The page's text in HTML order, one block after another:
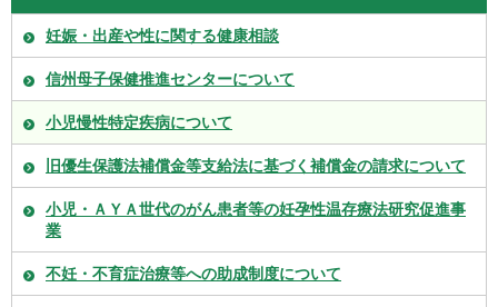
妊娠・出産や性に関する健康相談
信州母子保健推進センターについて
小児慢性特定疾病について
旧優生保護法補償金等支給法に基づく補償金の請求について
小児・ＡＹＡ世代のがん患者等の妊孕性温存療法研究促進事
業
不妊・不育症治療等への助成制度について